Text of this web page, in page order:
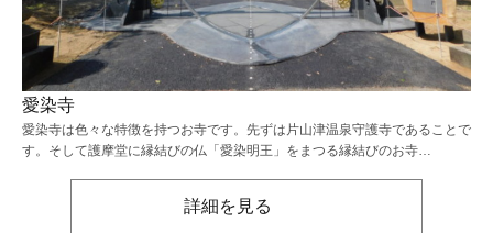
愛染寺
愛染寺は色々な特徴を持つお寺です。先ずは片山津温泉守護寺であることで
す。そして護摩堂に縁結びの仏「愛染明王」をまつる縁結びのお寺…
詳細を見る